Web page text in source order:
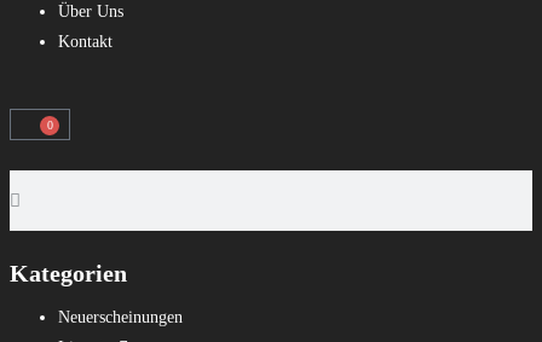
Über Uns
Kontakt
0
Kategorien
Neuerscheinungen